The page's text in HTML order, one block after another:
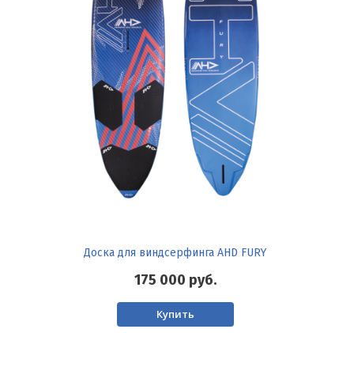
Доска для виндсерфинга AHD FURY
175 000 руб.
Купить